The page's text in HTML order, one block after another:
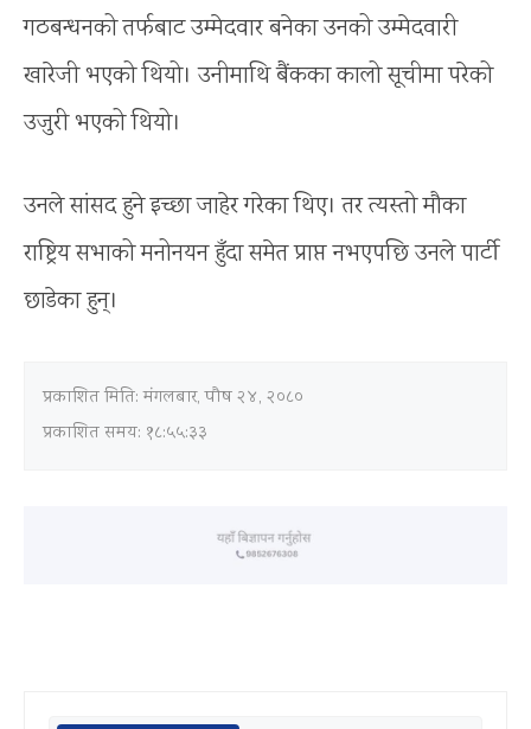
गठबन्धनको तर्फबाट उम्मेदवार बनेका उनको उम्मेदवारी
खारेजी भएको थियो। उनीमाथि बैंकका कालो सूचीमा परेको
उजुरी भएको थियो।
उनले सांसद हुने इच्छा जाहेर गरेका थिए। तर त्यस्तो मौका
राष्ट्रिय सभाको मनोनयन हुँदा समेत प्राप्त नभएपछि उनले पार्टी
छाडेका हुन्।
प्रकाशित मिति:मंगलबार, पौष २४, २०८०
प्रकाशित समय: १८:५५:३३